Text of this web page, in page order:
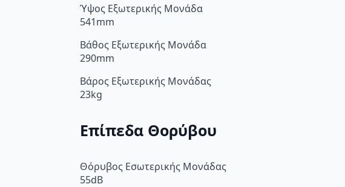
Ύψος Εξωτερικής Μονάδα
541mm
Βάθος Εξωτερικής Μονάδα
290mm
Βάρος Εξωτερικής Μονάδας
23kg
Επίπεδα Θορύβου
Θόρυβος Εσωτερικής Μονάδας
55dB